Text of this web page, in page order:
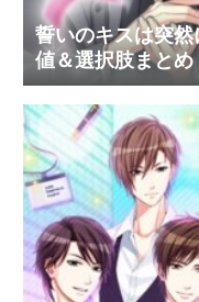
誓いのキスは突
値＆選択肢まとめ